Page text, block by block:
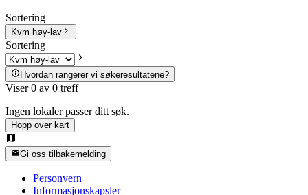
Sortering
Kvm høy-lav
Sortering
Hvordan rangerer vi søkeresultatene?
Viser0 av 0 treff
Ingen lokaler passer ditt søk.
Hopp over kart
Gi oss tilbakemelding
Personvern
Informasjonskapsler